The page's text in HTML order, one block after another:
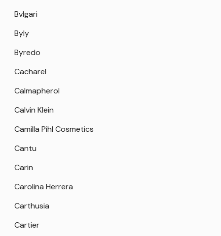
Bvlgari
Byly
Byredo
Cacharel
Calmapherol
Calvin Klein
Camilla Pihl Cosmetics
Cantu
Carin
Carolina Herrera
Carthusia
Cartier